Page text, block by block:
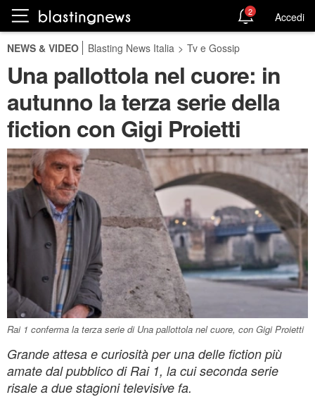
2 Accedi
NEWS & VIDEO Blasting News Italia > Tv e Gossip
Una pallottola nel cuore: in
autunno la terza serie della
fiction con Gigi Proietti
Rai 1 conferma la terza serie di Una pallottola nel cuore, con Gigi Proietti
Grande attesa e curiosità per una delle fiction più
amate dal pubblico di Rai 1, la cui seconda serie
risale a due stagioni televisive fa.